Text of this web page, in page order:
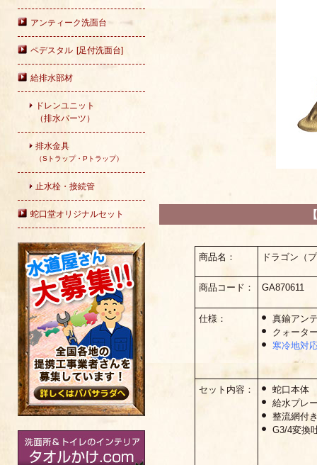
アンティーク洗面台
ペデスタル [足付洗面台]
給排水部材
ドレンユニット
（排水パーツ）
排水金具
（Sトラップ・Pトラップ）
止水栓・接続管
蛇口堂オリジナルセット
商品名： ドラゴン（
商品コード： GA870611
仕様：
真鍮アン
クォータ
寒冷地対
セット内容：
蛇口本体
給水プレ
整流網付
G3/4変換